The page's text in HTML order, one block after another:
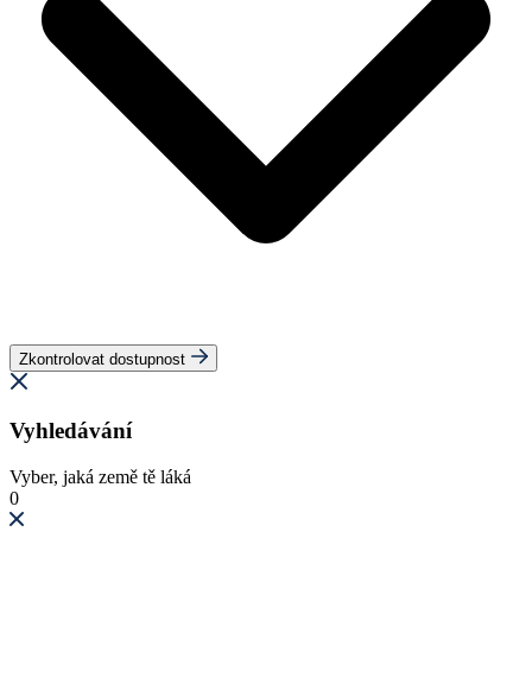
Zkontrolovat dostupnost
Vyhledávání
Vyber, jaká země tě láká
0